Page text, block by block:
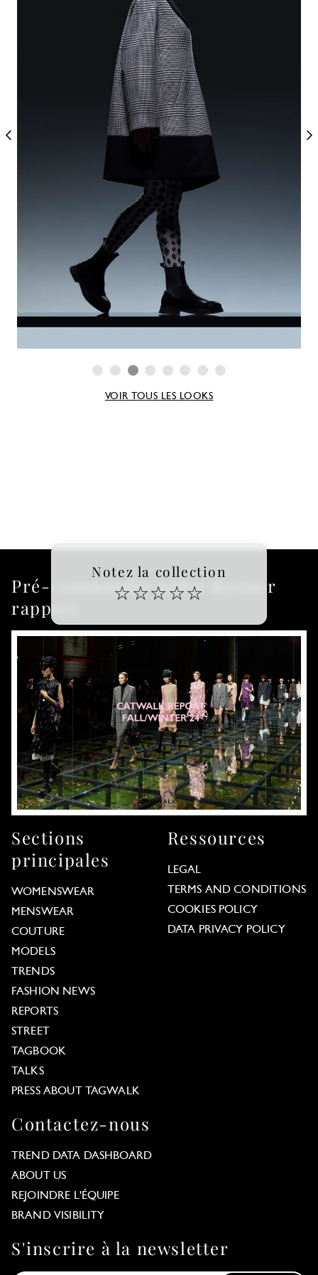
VOIR TOUS LES LOOKS
Notez la collection
☆ ☆☆ ☆☆
Pré-commander notre dernier
rapport
Sections
principales
WOMENSWEAR
MENSWEAR
COUTURE
MODELS
TRENDS
FASHION NEWS
REPORTS
STREET
TAGBOOK
TALKS
PRESS ABOUT TAGWALK
Ressources
LEGAL
TERMS AND CONDITIONS
COOKIES POLICY
DATA PRIVACY POLICY
Contactez-nous
TREND DATA DASHBOARD
ABOUT US
REJOINDRE L'ÉQUIPE
BRAND VISIBILITY
S'inscrire à la newsletter